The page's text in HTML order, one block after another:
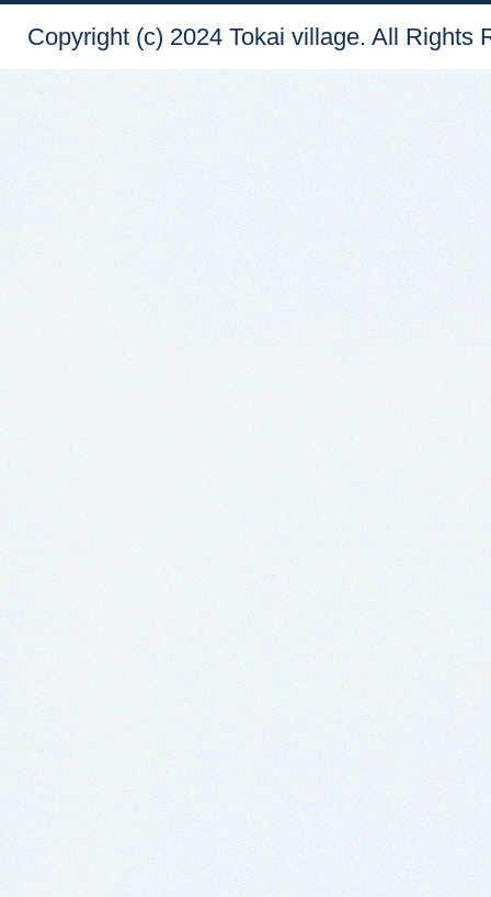
Copyright (c) 2024 Tokai village. All Rights